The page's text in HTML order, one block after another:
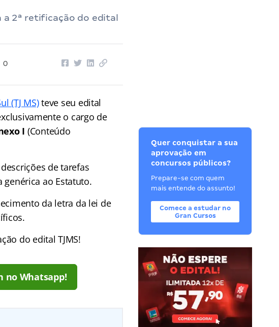
a 2ª retificação do edital
0
(TJ MS)teve seu edital
o cargo de
I (Conteúdo
de tarefas
genérica ao Estatuto.
da letra da lei de
do edital TJMS!
no Whatsapp!
Quer conquistar a sua
aprovação em
concursos públicos?
Prepare-se com quem
mais entende do assunto!
Comece a estudar no
Gran Cursos